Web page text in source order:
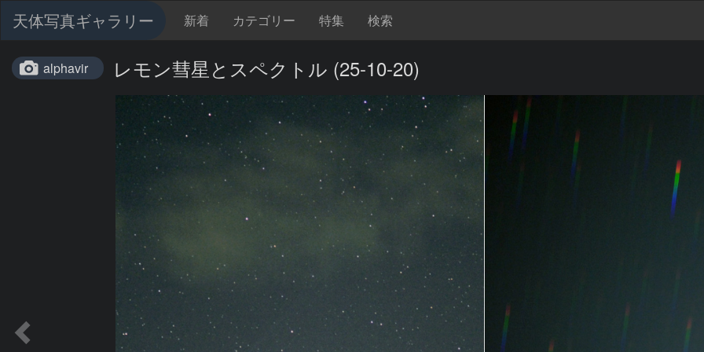
天体写真ギャラリー 新着 カテゴリー 特集 検索
alphavir レモン彗星とスペクトル (25-10-20)